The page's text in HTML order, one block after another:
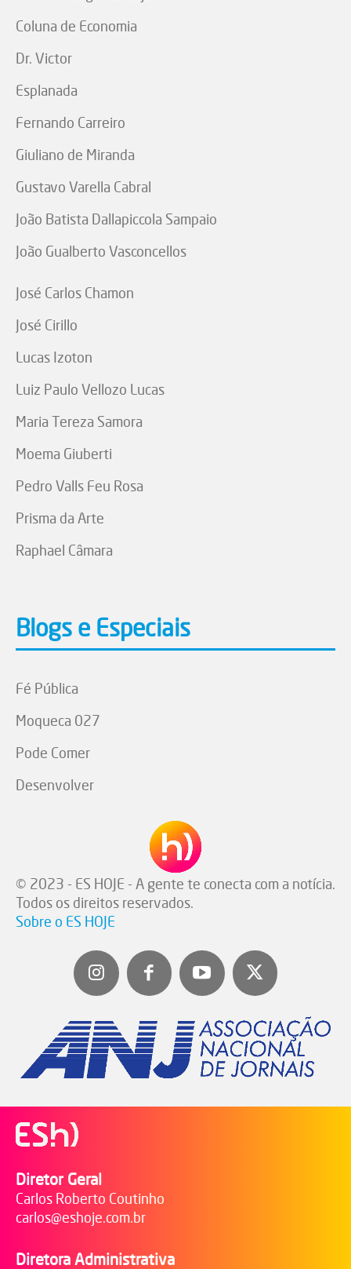
Coluna de Economia
Dr. Victor
Esplanada
Fernando Carreiro
Giuliano de Miranda
Gustavo Varella Cabral
João Batista Dallapiccola Sampaio
João Gualberto Vasconcellos
José Carlos Chamon
José Cirillo
Lucas Izoton
Luiz Paulo Vellozo Lucas
Maria Tereza Samora
Moema Giuberti
Pedro Valls Feu Rosa
Prisma da Arte
Raphael Câmara
Blogs e Especiais
Fé Pública
Moqueca 027
Pode Comer
Desenvolver
© 2023 - ES HOJE - A gente te conecta com a notícia.
Todos os direitos reservados.
Sobre o ES HOJE
Diretor Geral
Carlos Roberto Coutinho
carlos@eshoje.com.br
Diretora Administrativa